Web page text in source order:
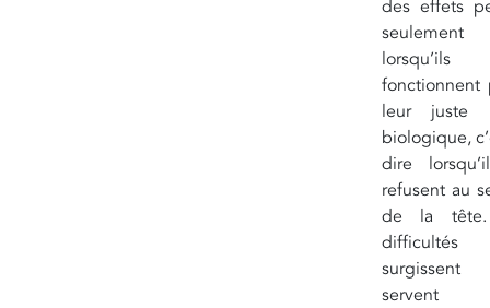
des effets
seulement
fonctionnent
leur juste
biologique,
dire
refusent au
de la
difficultés
surgissent
servent